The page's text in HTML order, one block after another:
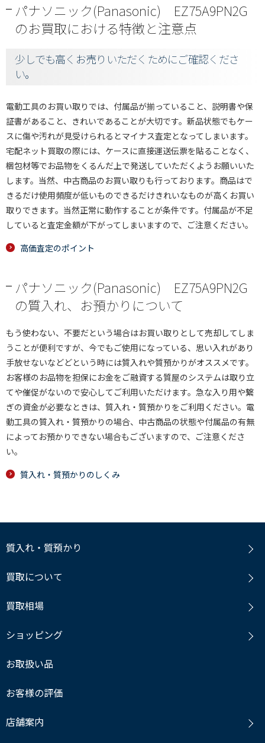
パナソニック(Panasonic) EZ75A9PN2G
のお買取における特徴と注意点
少しでも高くお売りいただくためにご確認くださ
い。
電動工具のお買い取りでは、付属品が揃っていること、説明書や保
証書があること、きれいであることが大切です。新品状態でもケー
スに傷や汚れが見受けられるとマイナス査定となってしまいます。
宅配ネット買取の際には、ケースに直接運送伝票を貼ることなく、
梱包材等でお品物をくるんだ上で発送していただくようお願いいた
します。当然、中古商品のお買い取りも行っております。商品はで
きるだけ使用頻度が低いものできるだけきれいなものが高くお買い
取りできます。当然正常に動作することが条件です。付属品が不足
していると査定金額が下がってしまいますので、ご注意ください。
高価査定のポイント
パナソニック(Panasonic) EZ75A9PN2G
の質入れ、お預かりについて
もう使わない、不要だという場合はお買い取りとして売却してしま
うことが便利ですが、今でもご使用になっている、思い入れがあり
手放せないなどどという時には質入れや質預かりがオススメです。
お客様のお品物を担保にお金をご融資する質屋のシステムは取り立
てや催促がないので安心してご利用いただけます。急な入り用や繋
ぎの資金が必要なときは、質入れ・質預かりをご利用ください。電
動工具の質入れ・質預かりの場合、中古商品の状態や付属品の有無
によってお預かりできない場合もございますので、ご注意くださ
い。
質入れ・質預かりのしくみ
質入れ・質預かり
買取について
買取相場
ショッピング
お取扱い品
お客様の評価
店舗案内